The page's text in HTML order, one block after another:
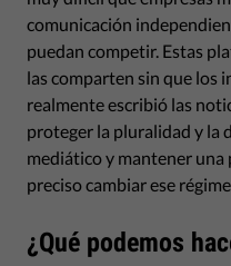
comunicación
puedan competir. Estas
las comparten sin que los
realmente escribió las
proteger la pluralidad y la
mediático y mantener una
preciso cambiar ese
¿Qué podemos